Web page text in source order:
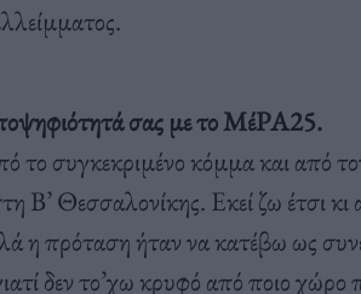
σας με το ΜέΡΑ25.
το συγκεκριμένο κόμμα και από
Β’ Θεσσαλονίκης. Εκεί ζω έτσι κι
η πρόταση ήταν να κατέβω ως
δεν το’χω κρυφό από ποιο